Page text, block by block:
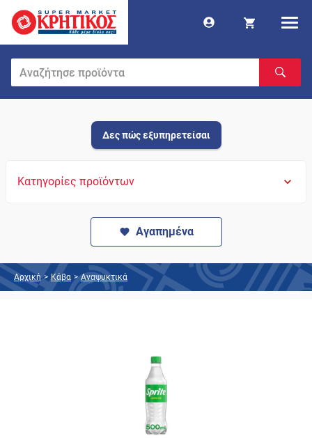
Δες πώς εξυπηρετείσαι
Κατηγορίες προϊόντων
Αγαπημένα
Αρχική > Κάβα > Αναψυκτικά